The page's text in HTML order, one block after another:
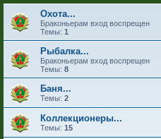
Охота...
Браконьерам вход воспрещен
Темы: 1
Рыбалка...
Браконьерам вход воспрещен
Темы: 8
Баня...
Темы: 2
Коллекционеры...
Темы: 15